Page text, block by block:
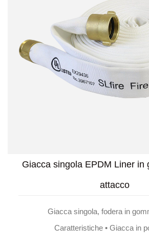
Giacca singola EPDM Liner in
attacco
Giacca singola, fodera in
Caratteristiche •